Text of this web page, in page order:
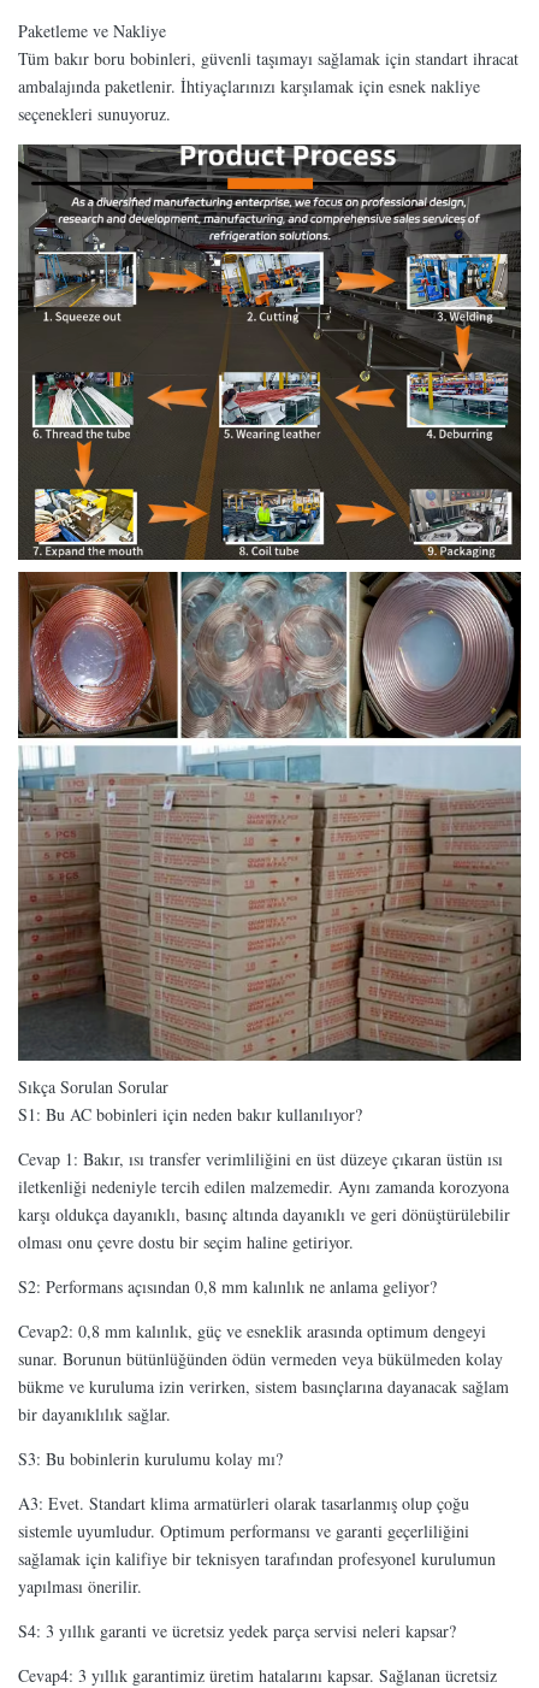
Paketleme ve Nakliye
Tüm bakır boru bobinleri, güvenli taşımayı sağlamak için standart ihracat
ambalajında ​​​​paketlenir. İhtiyaçlarınızı karşılamak için esnek nakliye
seçenekleri sunuyoruz.
Sıkça Sorulan Sorular
S1: Bu AC bobinleri için neden bakır kullanılıyor?
Cevap 1: Bakır, ısı transfer verimliliğini en üst düzeye çıkaran üstün ısı
iletkenliği nedeniyle tercih edilen malzemedir. Aynı zamanda korozyona
karşı oldukça dayanıklı, basınç altında dayanıklı ve geri dönüştürülebilir
olması onu çevre dostu bir seçim haline getiriyor.
S2: Performans açısından 0,8 mm kalınlık ne anlama geliyor?
Cevap2: 0,8 mm kalınlık, güç ve esneklik arasında optimum dengeyi
sunar. Borunun bütünlüğünden ödün vermeden veya bükülmeden kolay
bükme ve kuruluma izin verirken, sistem basınçlarına dayanacak sağlam
bir dayanıklılık sağlar.
S3: Bu bobinlerin kurulumu kolay mı?
A3: Evet. Standart klima armatürleri olarak tasarlanmış olup çoğu
sistemle uyumludur. Optimum performansı ve garanti geçerliliğini
sağlamak için kalifiye bir teknisyen tarafından profesyonel kurulumun
yapılması önerilir.
S4: 3 yıllık garanti ve ücretsiz yedek parça servisi neleri kapsar?
Cevap4: 3 yıllık garantimiz üretim hatalarını kapsar. Sağlanan ücretsiz